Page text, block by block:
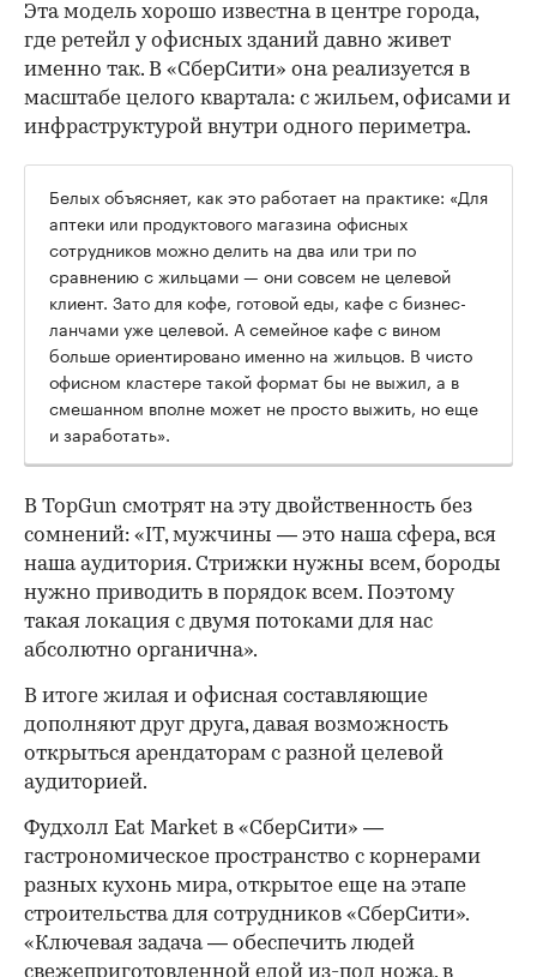
Эта модель хорошо известна в центре города,
где ретейл у офисных зданий давно живет
именно так. В «СберСити» она реализуется в
масштабе целого квартала: с жильем, офисами и
инфраструктурой внутри одного периметра.
Белых объясняет, как это работает на практике: «Для
аптеки или продуктового магазина офисных
сотрудников можно делить на два или три по
сравнению с жильцами — они совсем не целевой
клиент. Зато для кофе, готовой еды, кафе с бизнес-
ланчами уже целевой. А семейное кафе с вином
больше ориентировано именно на жильцов. В чисто
офисном кластере такой формат бы не выжил, а в
смешанном вполне может не просто выжить, но еще
и заработать».
В TopGun смотрят на эту двойственность без
сомнений: «IT, мужчины — это наша сфера, вся
наша аудитория. Стрижки нужны всем, бороды
нужно приводить в порядок всем. Поэтому
такая локация с двумя потоками для нас
абсолютно органична».
В итоге жилая и офисная составляющие
дополняют друг друга, давая возможность
открыться арендаторам с разной целевой
аудиторией.
Фудхолл Eat Market в «СберСити» —
гастрономическое пространство с корнерами
разных кухонь мира, открытое еще на этапе
строительства для сотрудников «СберСити».
«Ключевая задача — обеспечить людей
свежеприготовленной едой из-под ножа, в